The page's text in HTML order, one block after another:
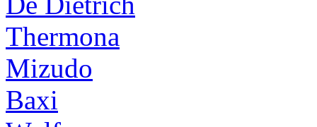
Thermona
Mizudo
Baxi